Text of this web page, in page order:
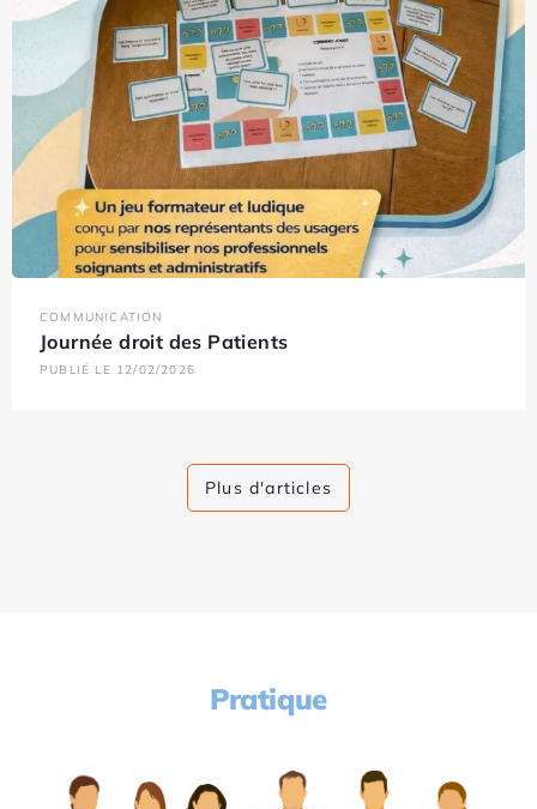
COMMUNICATION
Journée droit des Patients
PUBLIÉ LE 12/02/2026
Plus d'articles
Pratique